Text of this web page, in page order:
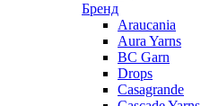
Бренд
Araucania
Aura Yarns
BC Garn
Drops
Casagrande